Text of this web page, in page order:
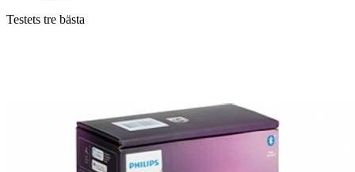
Testets tre bästa